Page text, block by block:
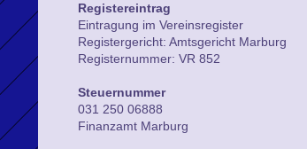
Registereintrag
Eintragung im Vereinsregister
Registergericht: Amtsgericht Marburg
Registernummer: VR 852
Steuernummer
031 250 06888
Finanzamt Marburg